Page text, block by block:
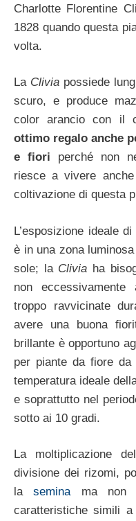
Charlotte Florentine
1828 quando questa
volta.
La Clivia possiede
scuro, e produce
color arancio con il
ottimo regalo anche
e fiori perché non
riesce a vivere
coltivazione di questa
L’esposizione ideale
è in una zona
sole; la Clivia ha
non eccessivamente
troppo ravvicinate
avere una buona
brillante è opportuno
per piante da fiore da
temperatura ideale
e soprattutto nel
sotto ai 10 gradi.
La moltiplicazione
divisione dei rizomi,
laseminama non
caratteristiche simili